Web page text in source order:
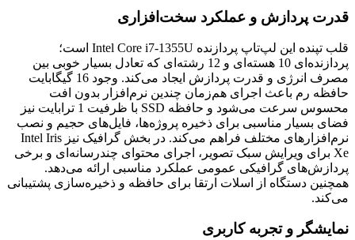
قدرت پردازش و عملکرد سخت‌افزاری
قلب تپنده این لپ‌تاپ پردازنده Intel Core i7-1355U است؛
پردازنده‌ای 10 هسته‌ای و 12 رشته‌ای که تعادل بسیار خوبی بین
مصرف انرژی و قدرت پردازش ایجاد می‌کند. وجود 16 گیگابایت
حافظه رم باعث اجرای هم‌زمان چندین نرم‌افزار بدون افت
محسوس سرعت می‌شود و حافظه SSD با ظرفیت 1 ترابایت نیز
فضای بسیار مناسبی برای ذخیره پروژه‌ها، فایل‌های حجیم و نصب
نرم‌افزارهای مختلف فراهم می‌کند. در بخش گرافیک نیز Intel Iris
Xe برای ویرایش سبک تصویر، اجرای محتوای چندرسانه‌ای و برخی
پردازش‌های گرافیکی عمومی عملکرد مناسبی ارائه می‌دهد.
همچنین دستگاه از اسلات ارتقا برای حافظه و ذخیره‌سازی پشتیبانی
می‌کند.
نمایشگر و تجربه کاربری